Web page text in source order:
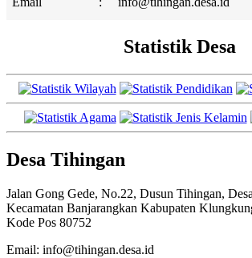
Statistik Desa
Desa Tihingan
Jalan Gong Gede, No.22, Dusun Tihingan,
Kecamatan Banjarangkan Kabupaten
Kode Pos 80752
Email: info@tihingan.desa.id